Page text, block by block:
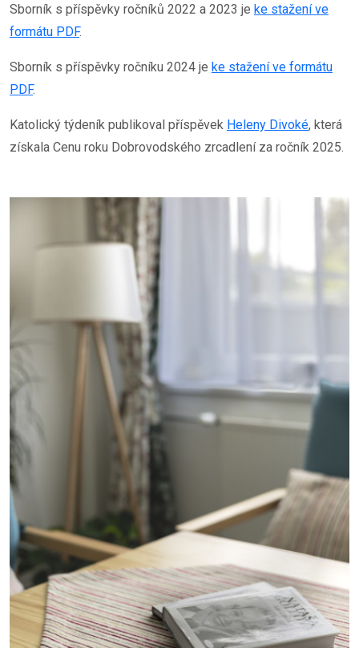
Sborník s příspěvky ročníků 2022 a 2023 je ke stažení ve
formátu PDF.
Sborník s příspěvky ročníku 2024 je ke stažení ve formátu
PDF.
Katolický týdeník publikoval příspěvek Heleny Divoké, která
získala Cenu roku Dobrovodského zrcadlení za ročník 2025.